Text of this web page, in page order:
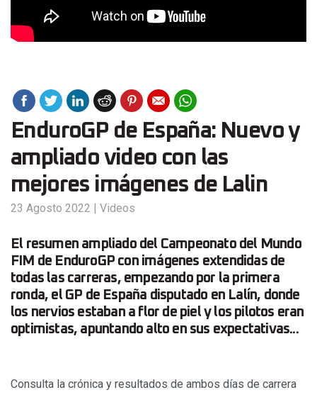
EnduroGP de España: Nuevo y
ampliado video con las
mejores imágenes de Lalin
23 Agosto 2022 | Videos
El resumen ampliado del Campeonato del Mundo
FIM de EnduroGP con imágenes extendidas de
todas las carreras, empezando por la primera
ronda, el GP de España disputado en Lalín, donde
los nervios estaban a flor de piel y los pilotos eran
optimistas, apuntando alto en sus expectativas...
Consulta la crónica y resultados de ambos días de carrera